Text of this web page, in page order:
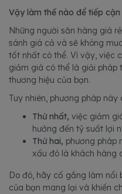
Vậy làm thế nào để tiếp
Những người săn hàng giá
sánh giá cả và sẽ không
tốt nhất có thể. Vì vậy, việc
giảm giá có thể là giải pháp
thương hiệu của bạn.
Tuy nhiên, phương pháp
Thứ nhất, việc giảm
hưởng đến tỷ suất lợi
Thứ hai, phương pháp
xấu đó là khách hàng
Do đó, hãy cố gắng làm
của bạn mang lại và khiến